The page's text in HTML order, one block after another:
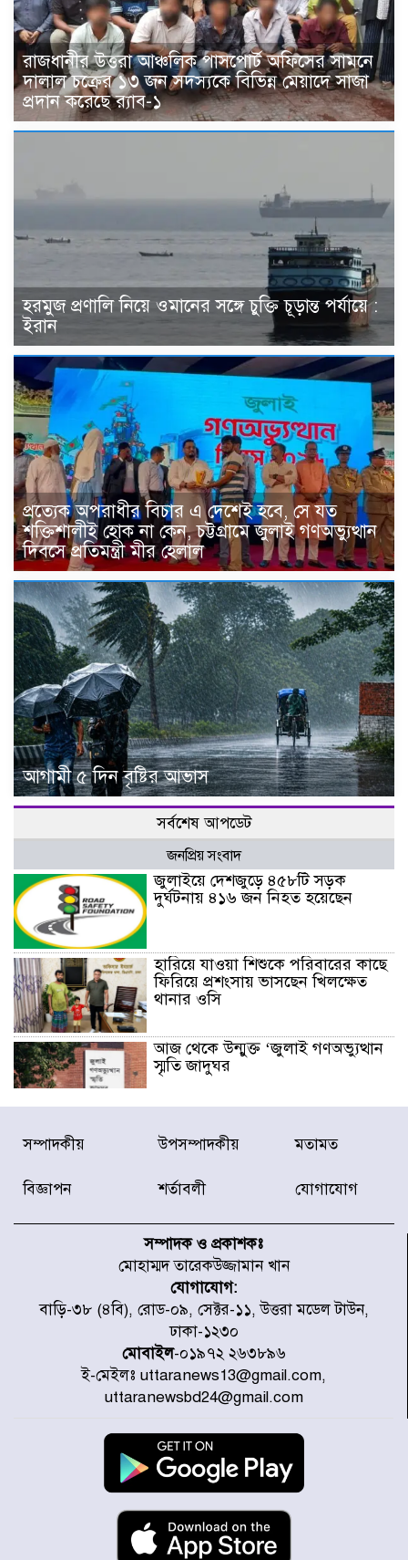
রাজধানীর উত্তরা আঞ্চলিক পাসপোর্ট অফিসের সামনে
দালাল চক্রের ১৩ জন সদস্যকে বিভিন্ন মেয়াদে সাজা
প্রদান করেছে র‌্যাব-১
হরমুজ প্রণালি নিয়ে ওমানের সঙ্গে চুক্তি চূড়ান্ত পর্যায়ে :
ইরান
প্রত্যেক অপরাধীর বিচার এ দেশেই হবে, সে যত
শক্তিশালীই হোক না কেন, চট্টগ্রামে জুলাই গণঅভ্যুত্থান
দিবসে প্রতিমন্ত্রী মীর হেলাল
আগামী ৫ দিন বৃষ্টির আভাস
সর্বশেষ আপডেট
জনপ্রিয় সংবাদ
জুলাইয়ে দেশজুড়ে ৪৫৮টি সড়ক
দুর্ঘটনায় ৪১৬ জন নিহত হয়েছেন
হারিয়ে যাওয়া শিশুকে পরিবারের কাছে
ফিরিয়ে প্রশংসায় ভাসছেন খিলক্ষেত
থানার ওসি
আজ থেকে উন্মুক্ত ‘জুলাই গণঅভ্যুত্থান
স্মৃতি জাদুঘর
রাজধানীর উত্তরা আঞ্চলিক পাসপোর্ট
অফিসের সামনে দালাল চক্রের ১৩ জন
করেছে র‌্যাব-১
চূড়ান্ত পর্যায়ে : ইরান
প্রত্যেক অপরাধীর বিচার এ দেশেই
হবে, সে যত শক্তিশালীই হোক না কেন,
চট্টগ্রামে জুলাই গণঅভ্যুত্থান দিবসে
প্রতিমন্ত্রী মীর হেলাল
আগামী ৫ দিন বৃষ্টির আভাস
হাসিনার বক্তব্য প্রচারে ভারতের সমর্থন
জুলাই গণঅভ্যুত্থানে আহত যোদ্ধা
সম্পাদকীয় উপসম্পাদকীয় মতামত
বিজ্ঞাপন শর্তাবলী যোগাযোগ
সম্পাদক ও প্রকাশকঃ
মোহাম্মদ তারেকউজ্জামান খান
যোগাযোগ:
বাড়ি-৩৮ (৪বি), রোড-০৯, সেক্টর-১১, উত্তরা মডেল টাউন,
ঢাকা-১২৩০
মোবাইল-০১৯৭২ ২৬৩৮৯৬
ই-মেইলঃ uttaranews13@gmail.com,
uttaranewsbd24@gmail.com